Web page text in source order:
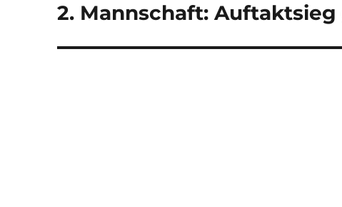
Nächster
2. Mannschaft: Auftaktsieg